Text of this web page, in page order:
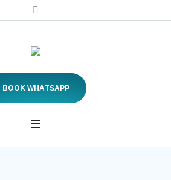
BOOK WHATSAPP